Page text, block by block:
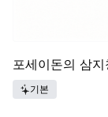
포세이돈의 삼
기본